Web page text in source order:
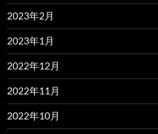
2023年2月
2023年1月
2022年12月
2022年11月
2022年10月